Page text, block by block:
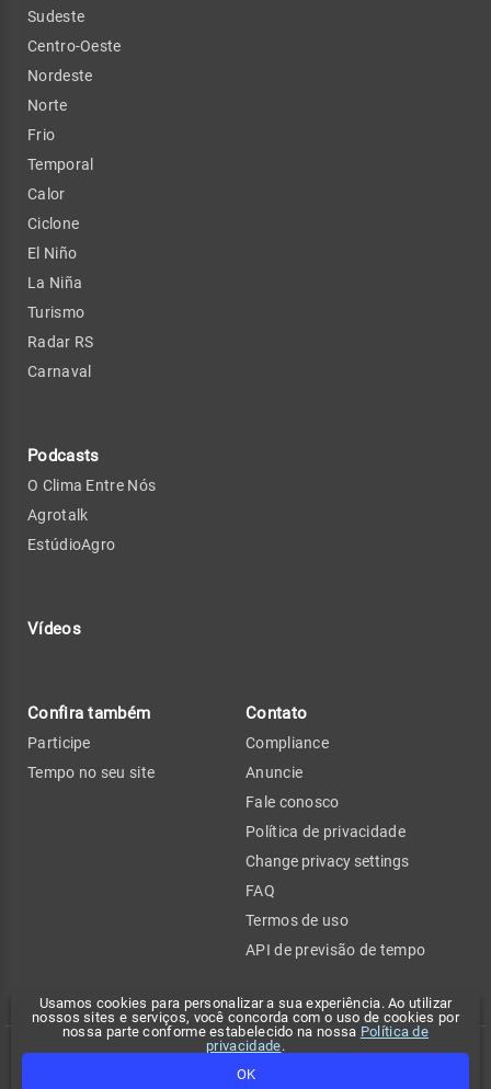
Usamos cookies para personalizar a sua experiência. Ao utilizar
nossos sites e serviços, você concorda com o uso de cookies por
nossa parte conforme estabelecido na nossa Política de
privacidade.
OK
Sudeste
Centro-Oeste
Nordeste
Norte
Frio
Temporal
Calor
Ciclone
El Niño
La Niña
Turismo
Radar RS
Carnaval
Podcasts
O Clima Entre Nós
Agrotalk
EstúdioAgro
Vídeos
Confira também
Participe
Tempo no seu site
Contato
Compliance
Anuncie
Fale conosco
Política de privacidade
Change privacy settings
FAQ
Termos de uso
API de previsão de tempo
Copyright 2026 - Climatempo. Todos os direitos reservados.